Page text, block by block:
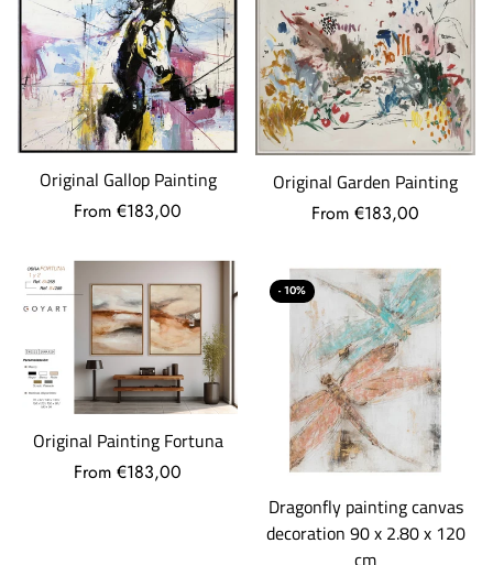
Original Gallop Painting
From €183,00
Original Garden Painting
From €183,00
Original Painting Fortuna
From €183,00
- 10%
Dragonfly painting canvas
decoration 90 x 2.80 x 120
cm